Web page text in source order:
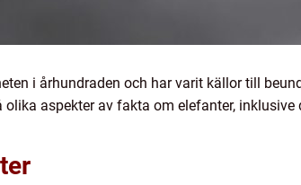
i århundraden och har varit källor till
aspekter av fakta om elefanter,